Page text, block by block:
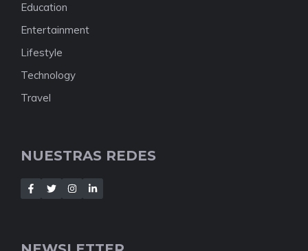
Education
Entertainment
Lifestyle
Technology
Travel
NUESTRAS REDES